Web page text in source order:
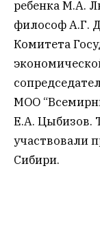
ребенка М.А.
философ А.Г.
Комитета
МОО
Е.А. Цыбизов.
участвовали
Сибири.